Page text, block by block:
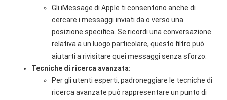
Gli iMessage di Apple ti consentono anche di
cercare i messaggi inviati da o verso una
posizione specifica. Se ricordi una conversazione
relativa a un luogo particolare, questo filtro può
aiutarti a rivisitare quei messaggi senza sforzo.
Tecniche di ricerca avanzata:
Per gli utenti esperti, padroneggiare le tecniche di
ricerca avanzate può rappresentare un punto di